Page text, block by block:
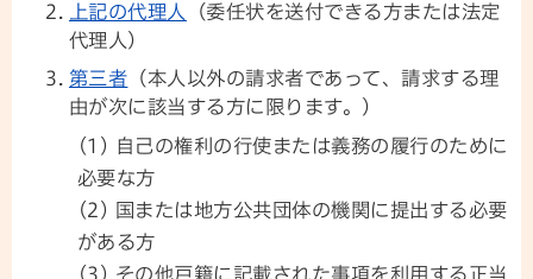
上記の代理人
（委任状を送付できる方または法定
代理人）
第三者 （本人以外の請求者であって、請求する理
由が次に該当する方に限ります。）
(1) 自己の権利の行使または義務の履行のために
必要な方
(2) 国または地方公共団体の機関に提出する必要
がある方
(3) その他戸籍に記載された事項を利用する正当